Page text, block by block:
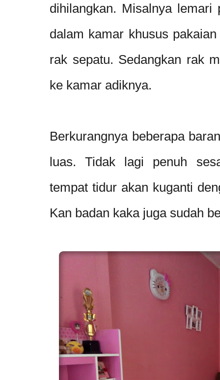
dihilangkan. Misalnya
dalam kamar khusus
rak sepatu. Sedangkan rak
ke kamar adiknya.
Berkurangnya beberapa
luas. Tidak lagi penuh
tempat tidur akan kuganti
Kan badan kaka juga sudah